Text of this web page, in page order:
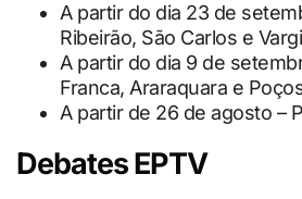
A partir do dia 23 de
Ribeirão, São Carlos e
A partir do dia 9 de
Franca, Araraquara e
A partir de 26 de agosto –
Debates EPTV